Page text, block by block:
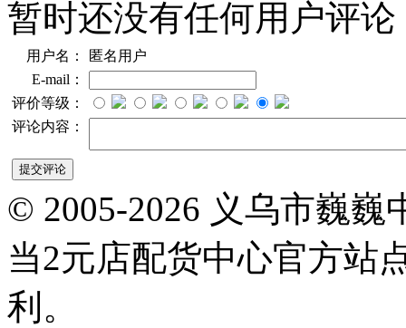
暂时还没有任何用户评论
用户名：
匿名用户
E-mail：
评价等级：
评论内容：
© 2005-2026 义乌市巍
当2元店配货中心官方站
利。